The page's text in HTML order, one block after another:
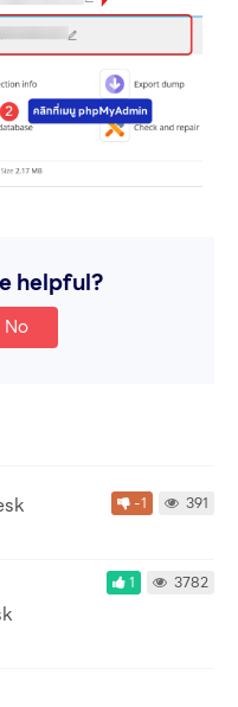
helpful?
No
-1 391
1 3782